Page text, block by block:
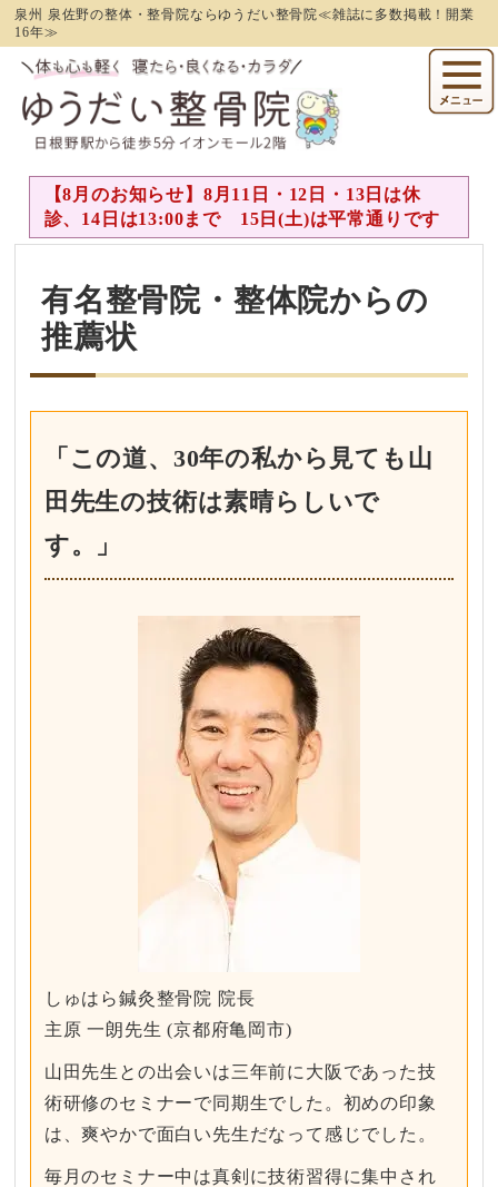
泉州 泉佐野の整体・整骨院ならゆうだい整骨院≪雑誌に多数掲載！開業
16年≫
【8月のお知らせ】8月11日・12日・13日は休
診、14日は13:00まで 15日(土)は平常通りです
有名整骨院・整体院からの
推薦状
「この道、30年の私から見ても山
田先生の技術は素晴らしいで
す。」
しゅはら鍼灸整骨院 院長
主原 一朗先生 (京都府亀岡市)
山田先生との出会いは三年前に大阪であった技
術研修のセミナーで同期生でした。初めの印象
は、爽やかで面白い先生だなって感じでした。
毎月のセミナー中は真剣に技術習得に集中され